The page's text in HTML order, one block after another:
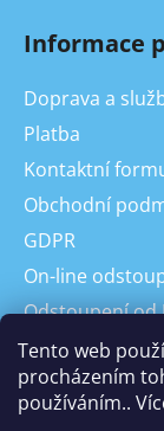
Tento web
procházením
používáním..
Informace
Doprava a
Platba
Kontaktní
Obchodní
GDPR
On-line
Odstoupení od
Reklamace